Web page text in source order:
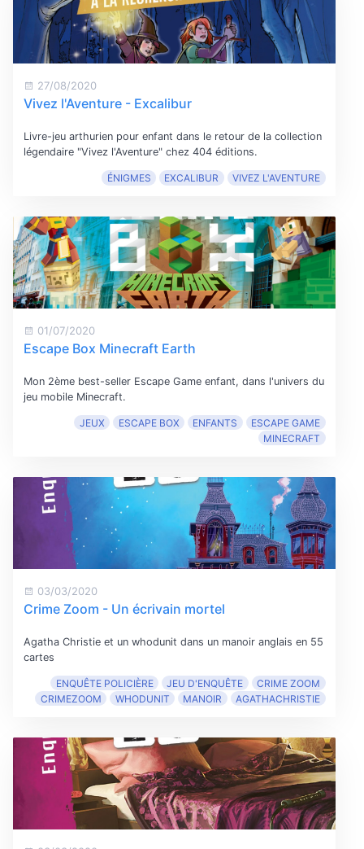
27/08/2020
Vivez l'Aventure - Excalibur
Livre-jeu arthurien pour enfant dans le retour de la collection
légendaire "Vivez l'Aventure" chez 404 éditions.
ÉNIGMES EXCALIBUR VIVEZ L'AVENTURE
01/07/2020
Escape Box Minecraft Earth
Mon 2ème best-seller Escape Game enfant, dans l'univers du
jeu mobile Minecraft.
JEUX ESCAPE BOX ENFANTS
ESCAPE GAME
MINECRAFT
03/03/2020
Crime Zoom - Un écrivain mortel
Agatha Christie et un whodunit dans un manoir anglais en 55
cartes
ENQUÊTE POLICIÈRE JEU D'ENQUÊTE
CRIME ZOOM
CRIMEZOOM
WHODUNIT MANOIR AGATHACHRISTIE